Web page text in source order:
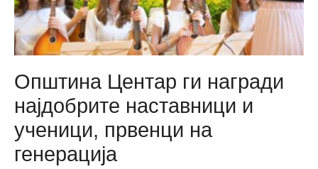
во
културата
Општина Центар ги награди
најдобрите наставници и
ученици, првенци на
генерација